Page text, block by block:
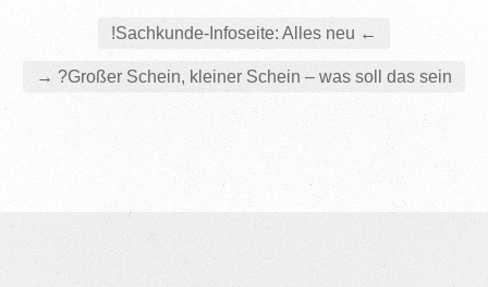
←
Gro­ßer Schein, klei­ner Schein – was soll das sein?
→